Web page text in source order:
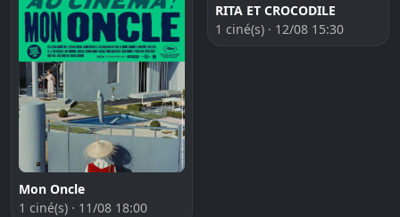
Mon Oncle
1 ciné(s) · 11/08 18:00
RITA ET CROCODILE
1 ciné(s) · 12/08 15:30